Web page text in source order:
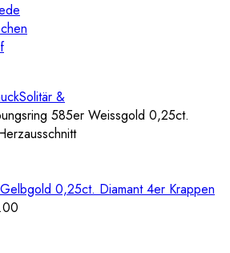
Solitär &
585er Weissgold 0,25ct.
0,25ct. Diamant 4er Krappen